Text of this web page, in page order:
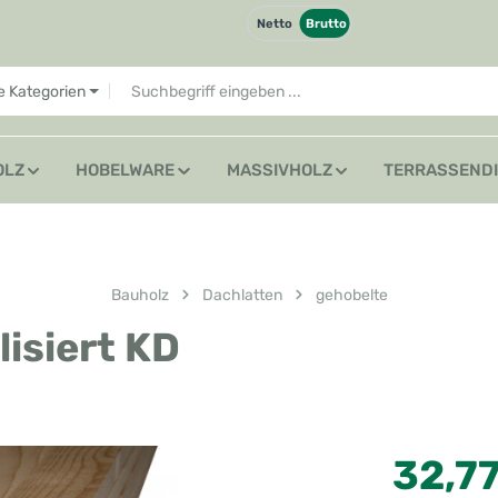
Netto Brutto
Kategorien
HOBELWARE MASSIVHOLZ
Bauholz Dachlatten gehobelte
KD
Regulärer Preis: